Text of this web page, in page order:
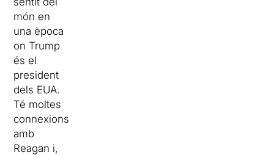
món en
una època
on Trump
és el
president
dels EUA.
Té moltes
connexions
amb
Reagan i,